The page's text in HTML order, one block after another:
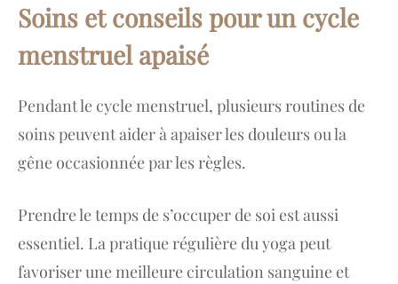
Soins et conseils pour un cycle
menstruel apaisé
Pendant le cycle menstruel, plusieurs routines de
soins peuvent aider à apaiser les douleurs ou la
gêne occasionnée par les règles.
Prendre le temps de s’occuper de soi est aussi
essentiel. La pratique régulière du yoga peut
favoriser une meilleure circulation sanguine et